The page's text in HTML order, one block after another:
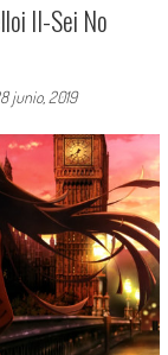
II-Sei No
junio, 2019